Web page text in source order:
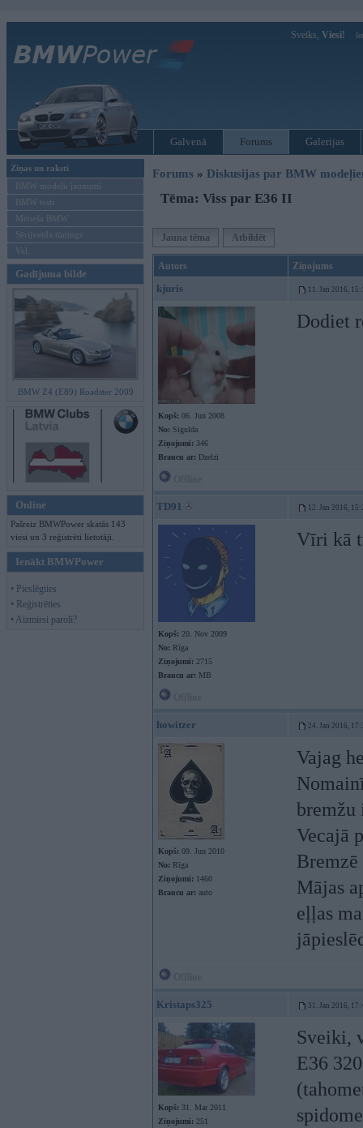
Sveiks, Viesi!
Galvenā Forums Galerijas
Ziņas un raksti
BMW modeļu jaunumi
BMW testi
Mēneša BMW
Sērijveida tūnings
Vel...
Gadījuma bilde
BMW Z4 (E89) Roadster 2009
Online
Pašreiz BMWPower skatās 143
viesi un 3 reģistrēti lietotāji.
Ienākt BMWPower
• Pieslēgties
• Reģistrēties
• Aizmirsi paroli?
Forums » Diskusijas par BMW
Tēma: Viss par E36 II
Jauna tēma Atbildēt
Autors Ziņojums
kjuris 11. Jan 2016,
Kopš: 06. Jun 2008
No: Sigulda
Ziņojumi: 346
Braucu ar: Dzelzi
Dodiet
TD91 12. Jan 2016,
Kopš: 20. Nov 2009
No: Rīga
Ziņojumi: 2715
Braucu ar: MB
Vīri kā
howitzer 24. Jan 2016,
Kopš: 09. Jun 2010
No: Rīga
Ziņojumi: 1460
Braucu ar: auto
Vajag
Vecajā
Mājas
eļļas
Kristaps325 31. Jan 2016,
Kopš: 31. Mar 2011
Ziņojumi: 251
Sveiki,
E36